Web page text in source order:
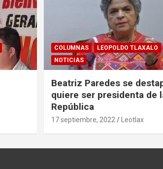
COLUMNAS
LEOPOLDO TLAXALO
NOTICIAS
Beatriz Paredes se
quiere ser presidenta de
República
17 septiembre, 2022 Leotlax